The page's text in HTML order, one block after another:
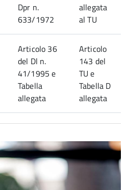
Dpr n.
633/1972
allegata
al TU
Articolo 36
del Dl n.
41/1995 e
Tabella
allegata
Articolo
143 del
TU e
Tabella D
allegata